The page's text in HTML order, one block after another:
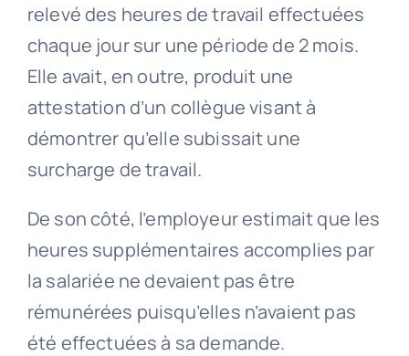
relevé des heures de travail effectuées
chaque jour sur une période de 2 mois.
Elle avait, en outre, produit une
attestation d’un collègue visant à
démontrer qu’elle subissait une
surcharge de travail.
De son côté, l’employeur estimait que les
heures supplémentaires accomplies par
la salariée ne devaient pas être
rémunérées puisqu’elles n’avaient pas
été effectuées à sa demande.